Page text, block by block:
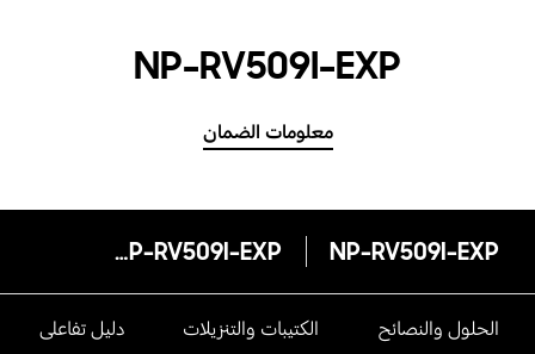
NP-RV509I-EXP
معلومات الضمان
NP-RV509I-EXP
NP-RV509I-EXP
الحلول والنصائح الكتيبات والتنزيلات دليل تفاعلى